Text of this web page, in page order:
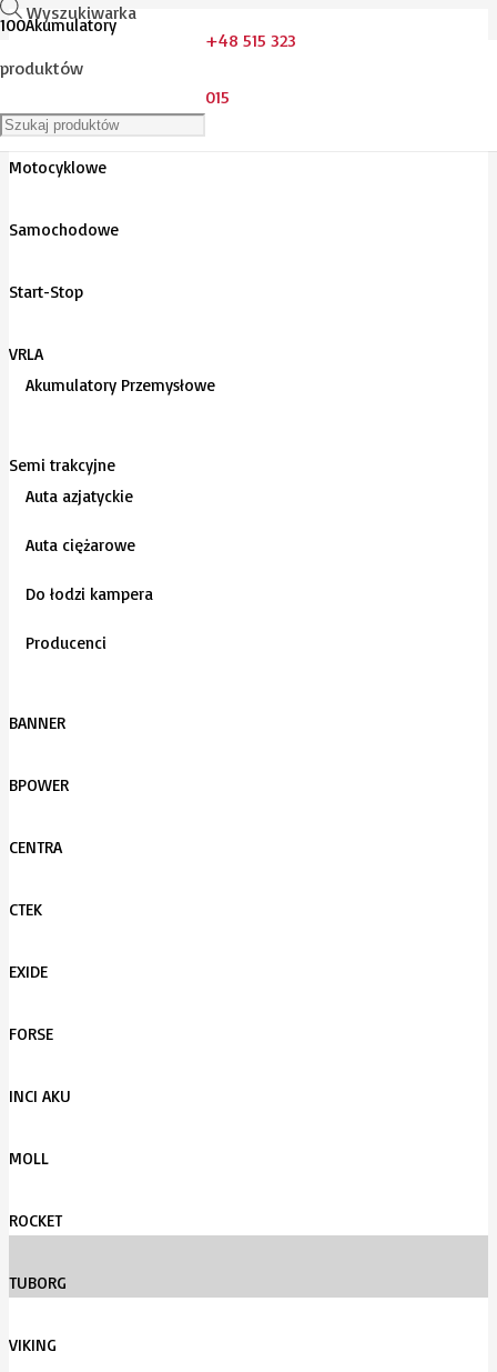
Wyszukiwarka
produktów
+48 515 323
015
Akumulatory
Motocyklowe
Samochodowe
Start-Stop
VRLA
Akumulatory Przemysłowe
Semi trakcyjne
Auta azjatyckie
Auta ciężarowe
Do łodzi kampera
Producenci
BANNER
BPOWER
CENTRA
CTEK
EXIDE
FORSE
INCI AKU
MOLL
ROCKET
TUBORG
VIKING